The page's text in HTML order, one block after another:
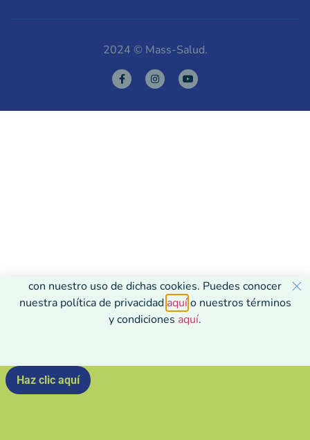
2024 © Mass-Salud.
con nuestro uso de dichas cookies. Puedes conocer
nuestra política de privacidad aquío nuestros términos
y condiciones aquí.
Haz clic aquí